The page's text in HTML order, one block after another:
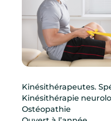
Kinésithérapeutes.
Kinésithérapie
Ostéopathie